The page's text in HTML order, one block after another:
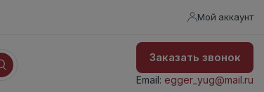
Мой аккаунт
Заказать звонок
Email: egger_yug@mail.ru